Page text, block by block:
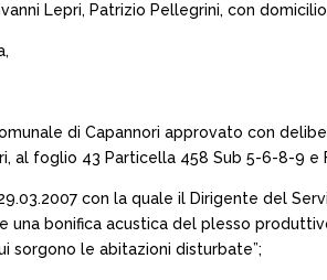
Lepri, Patrizio Pellegrini, con
di Capannori approvato con
al foglio 43 Particella 458 Sub 5-6-8-9 e
con la quale il Dirigente del
una bonifica acustica del plesso
sorgono le abitazioni disturbate”;